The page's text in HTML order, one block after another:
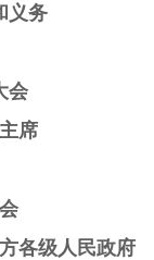
义务
会
席
各级人民政府